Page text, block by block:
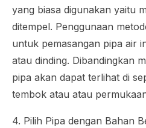
yang biasa digunakan yaitu
ditempel. Penggunaan
untuk pemasangan pipa air
atau dinding. Dibandingkan
pipa akan dapat terlihat di
tembok atau atau
4. Pilih Pipa dengan Bahan